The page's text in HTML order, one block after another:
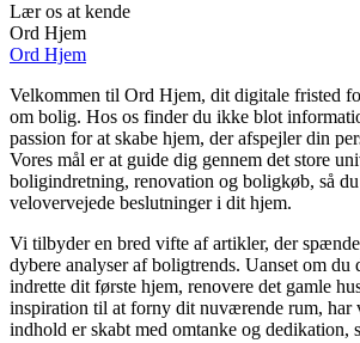
Lær os at kende
Ord Hjem
Ord Hjem
Velkommen til Ord Hjem, dit digitale fristed
om bolig. Hos os finder du ikke blot
passion for at skabe hjem, der afspejler din
Vores mål er at guide dig gennem det store
boligindretning, renovation og boligkøb, så
velovervejede beslutninger i dit hjem.
Vi tilbyder en bred vifte af artikler, der
dybere analyser af boligtrends. Uanset om du
indrette dit første hjem, renovere det gamle
inspiration til at forny dit nuværende rum, har
indhold er skabt med omtanke og dedikation,